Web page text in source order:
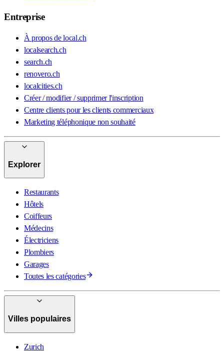
Entreprise
À propos de local.ch
localsearch.ch
search.ch
renovero.ch
localcities.ch
Créer / modifier / supprimer l'inscription
Centre clients pour les clients commerciaux
Marketing téléphonique non souhaité
Explorer
Restaurants
Hôtels
Coiffeurs
Médecins
Électriciens
Plombiers
Garages
Toutes les catégories
Villes populaires
Zurich